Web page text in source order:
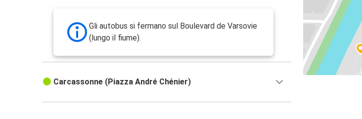
Gli autobus si fermano sul Boulevard de Varsovie
(lungo il fiume).
Carcassonne (Piazza André Chénier)